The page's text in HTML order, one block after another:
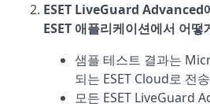
ESET LiveGuard Advanced
ESET 애플리케이션에서 어떻
샘플 테스트 결과는
되는 ESET Cloud로 전
모든 ESET LiveGuard